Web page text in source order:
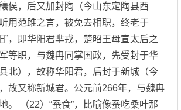
侯，后又加封陶（今山东定陶县西
用范雎之言，被免去相职，终老于
”，即华阳君芈戎，楚昭王母宣太后之
等职，与魏冉同掌国政，先受封于华
北），故称华阳君，后封于新城（今
故又称新城君。公元前266年，与魏冉
。 （22）“蚕食”，比喻像蚕吃桑叶那